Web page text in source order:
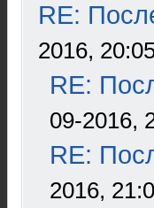
RE:
2016,
RE:
09-2016,
RE:
2016,